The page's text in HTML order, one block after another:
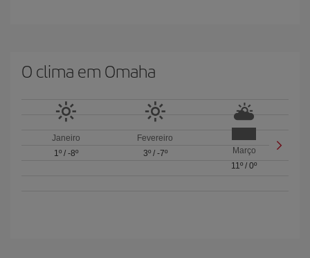
O clima em Omaha
Janeiro
1º/ -8º
Fevereiro
3º/ -7º
Março
11º /0º